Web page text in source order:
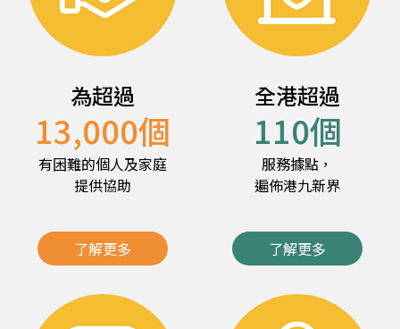
為超過
13,000個
有困難的個人及家庭
提供協助
了解更多
全港超過
110個
服務據點，
遍佈港九新界
了解更多